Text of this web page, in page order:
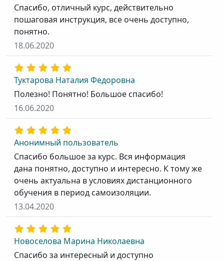
Спасибо, отличный курс, действительно
пошаговая инструкция, все очень доступно,
понятно.
18.06.2020
Туктарова Наталия Федоровна
Полезно! Понятно! Большое спасибо!
16.06.2020
Анонимный пользователь
Спасибо большое за курс. Вся информация
дана понятно, доступно и интересно. К тому же
очень актуальна в условиях дистанционного
обучения в период самоизоляции.
13.04.2020
Новоселова Марина Николаевна
Спасибо за интересный и доступно